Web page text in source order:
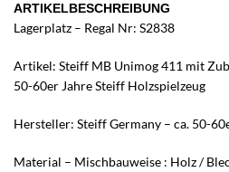
ARTIKELBESCHREIBUNG
Lagerplatz – Regal Nr: S2838
Artikel: Steiff MB Unimog 411 mit
50-60er Jahre Steiff Holzspielzeug
Hersteller: Steiff Germany – ca. 50-
Material – Mischbauweise : Holz /